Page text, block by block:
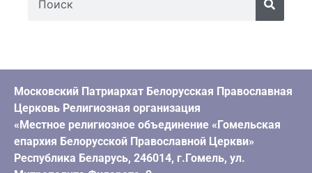
Московский Патриархат Белорусская Православная
Церковь Религиозная организация
«Местное религиозное объединение «Гомельская
епархия Белорусской Православной Церкви»
Республика Беларусь, 246014, г.Гомель, ул.